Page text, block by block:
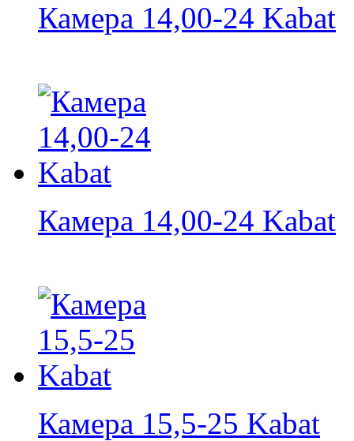
Камера 14,00-24 Kabat
Камера 14,00-24 Kabat
Камера 15,5-25 Kabat